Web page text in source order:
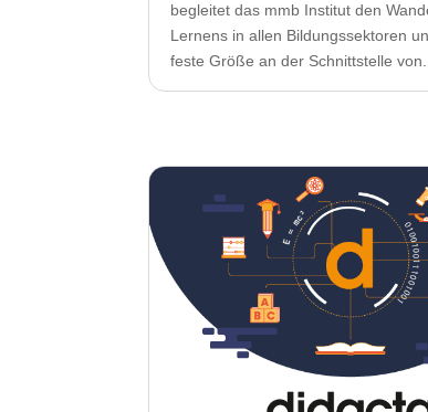
begleitet das mmb Institut den
Lernens in allen Bildungssektoren
feste Größe an der Schnittstelle von...